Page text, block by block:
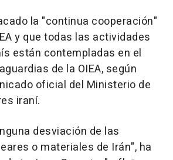
la "continua cooperación"
y que todas las actividades
están contempladas en el
de la OIEA, según
oficial del Ministerio de
iraní.
desviación de las
o materiales de Irán", ha